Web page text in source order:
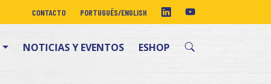
CONTACTO PORTUGUÊS/ENGLISH
NOTICIAS Y EVENTOS ESHOP